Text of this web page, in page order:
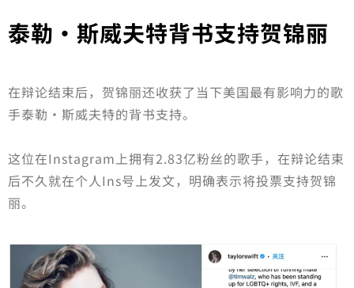
泰勒·斯威夫特背书支持贺锦丽
在辩论结束后，贺锦丽还收获了当下美国最有影响力的歌
手泰勒·斯威夫特的背书支持。
这位在Instagram上拥有2.83亿粉丝的歌手，在辩论结束
后不久就在个人Ins号上发文，明确表示将投票支持贺锦
丽。